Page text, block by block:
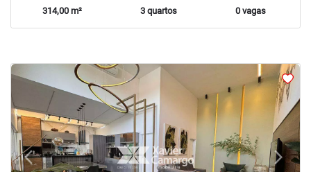
314,00 m² 3 quartos 0 vagas
arrow_back_iosPrevious arrow_forward_iosNext